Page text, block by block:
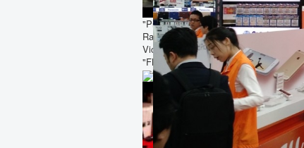
"Programa de Formación de
Radioaficionados" por XE1VP
Victor Pinilla presidente de la
"FMRE" Views :918